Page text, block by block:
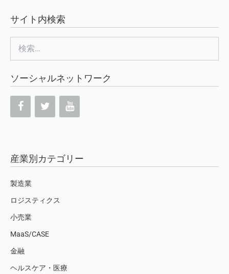
サイト内検索
索:
ソーシャルネットワーク
産業別カテゴリー
製造業
ロジスティクス
小売業
MaaS/CASE
金融
ヘルスケア・医療